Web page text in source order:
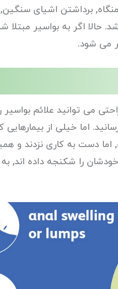
برداشتن اشیای
اگر به بواسیر مبتلا
می شود.
می توانید علائم بواسیر
اما خیلی از
اما دست به کاری نزدند و
را شکنجه داده